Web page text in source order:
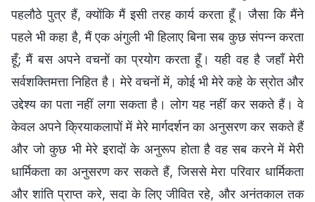
पहलौठे पुत्र हैं, क्योंकि मैं इसी तरह कार्य करता हूँ। जैसा कि मैंने
पहले भी कहा है, मैं एक अंगुली भी हिलाए बिना सब कुछ संपन्न करता
हूँ; मैं बस अपने वचनों का प्रयोग करता हूँ। यही वह है जहाँ मेरी
सर्वशक्तिमत्ता निहित है। मेरे वचनों में, कोई भी मेरे कहे के स्रोत और
उद्देश्य का पता नहीं लगा सकता है। लोग यह नहीं कर सकते हैं। वे
केवल अपने क्रियाकलापों में मेरे मार्गदर्शन का अनुसरण कर सकते हैं
और जो कुछ भी मेरे इरादों के अनुरूप होता है वह सब करने में मेरी
धार्मिकता का अनुसरण कर सकते हैं, जिससे मेरा परिवार धार्मिकता
और शांति प्राप्त करे, सदा के लिए जीवित रहे, और अनंतकाल तक